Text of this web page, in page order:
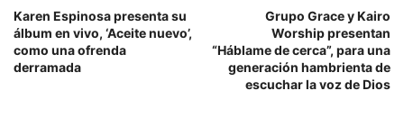
Karen Espinosa presenta su
álbum en vivo, ‘Aceite nuevo’,
como una ofrenda
derramada
Grupo Grace y Kairo
Worship presentan
“Háblame de cerca”, para una
generación hambrienta de
escuchar la voz de Dios